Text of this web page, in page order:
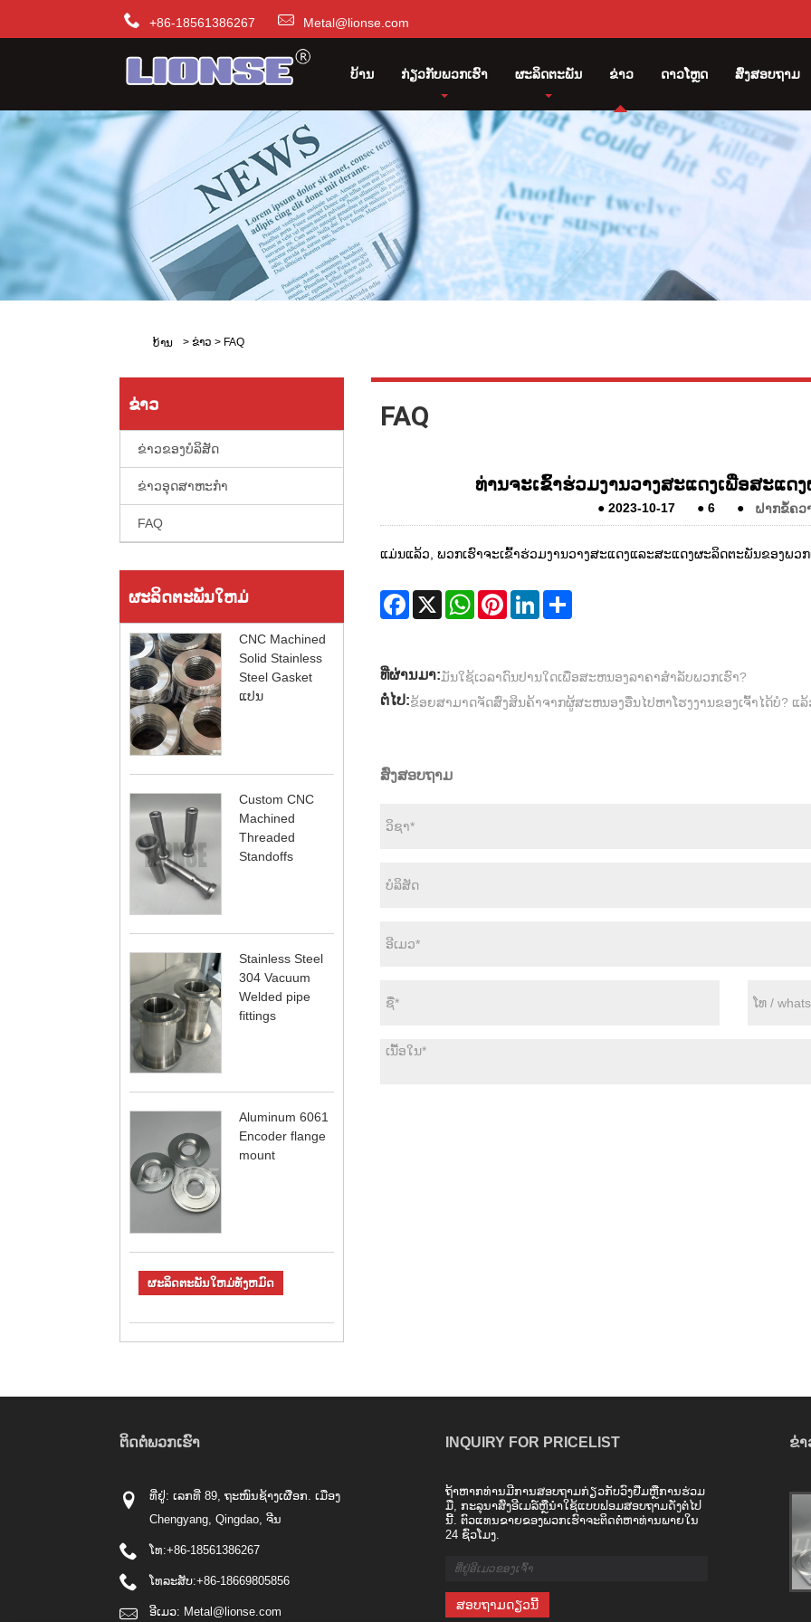
+86-18561386267 Metal@lionse.com
ບ້ານ ກ່ຽວ​ກັບ​ພວກ​ເຮົາ ຜະລິດຕະພັນ ຂ່າວ ດາວໂຫຼດ ສົ່ງສອບຖາມ
ບ້ານ > ຂ່າວ > FAQ
ຂ່າວ
ຂ່າວຂອງບໍລິສັດ
ຂ່າວອຸດສາຫະກໍາ
FAQ
ຜະລິດຕະພັນໃຫມ່
CNC Machined
Solid Stainless
Steel Gasket
ແປນ
Custom CNC
Machined
Threaded
Standoffs
Stainless Steel
304 Vacuum
Welded pipe
fittings
Aluminum 6061
Encoder flange
mount
ຜະລິດຕະພັນໃຫມ່ທັງຫມົດ
FAQ
ທ່ານຈະເຂົ້າຮ່ວມງານວາງສະແດງເພື່ອສະແດ
●2023-10-17 ●6 ● ຝາກຂໍ້ຄວ
ແມ່ນແລ້ວ, ພວກເຮົາຈະເຂົ້າຮ່ວມງານວາງສະແດງແລະສະແດງຜະລິດຕະພັນຂອງພວ
Facebook
X WhatsAppPinterestLinkedInShare
ທີ່ຜ່ານມາ:ມັນໃຊ້ເວລາດົນປານໃດເພື່ອສະຫນອງລາຄາສໍາລັບພວກເຮົາ?
ຕໍ່ໄປ:ຂ້ອຍສາມາດຈັດສົ່ງສິນຄ້າຈາກຜູ້ສະຫນອງອື່ນໄປຫາໂຮງງານຂອງເຈົ້າໄດ້ບໍ? ແ
ສົ່ງສອບຖາມ
ຕິດ​ຕໍ່​ພວກ​ເຮົາ
ທີ່ຢູ່: ເລກທີ່ 89, ຖະໜົນຊ້າງເຜືອກ. ເມືອງ
Chengyang, Qingdao, ຈີນ
ໂທ:+86-18561386267
ໂທລະສັບ:+86-18669805856
ອີເມວ: Metal@lionse.com
INQUIRY FOR PRICELIST
ຖ້າ​ຫາກ​ທ່ານ​ມີ​ການ​ສອບ​ຖາມ​ກ່ຽວ​ກັບ​ວົງ​ຢືມ​ຫຼື​ການ​ຮ່ວມ​
ມື​, ກະ​ລຸ​ນາ​ສົ່ງ​ອີ​ເມລ​໌​ຫຼື​ນໍາ​ໃຊ້​ແບບ​ຟອມ​ສອບ​ຖາມ​ດັ່ງ​ຕໍ່​ໄປ​
ນີ້​. ຕົວແທນຂາຍຂອງພວກເຮົາຈະຕິດຕໍ່ຫາທ່ານພາຍໃນ
24 ຊົ່ວໂມງ.
ຂ່າ
Welcome Foreign Customers To Visit Our
Factory!